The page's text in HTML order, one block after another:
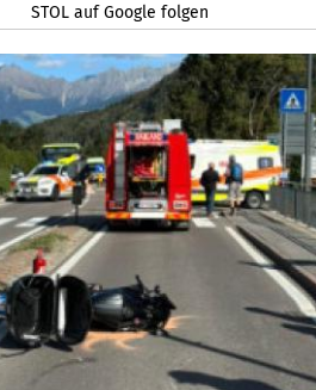
STOL auf Google folgen